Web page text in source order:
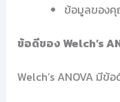
ข้อมูลของคุ
ข้อดีของ Welch’s
Welch’s ANOVA มีข้